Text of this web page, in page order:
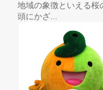
地域の象徴といえる桜
頭にかざ...